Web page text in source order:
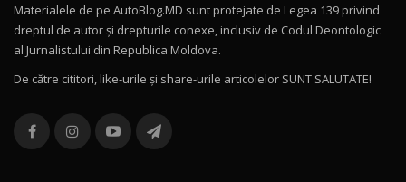
12
Noul Volvo ES90 / Test Drive AutoBlog.MD
27:58
13 16:48
Materialele de pe AutoBlog.MD sunt protejate de Legea 139 privind
dreptul de autor și drepturile conexe, inclusiv de Codul Deontologic
al Jurnalistului din Republica Moldova.
De către cititori, like-urile şi share-urile articolelor SUNT SALUTATE!